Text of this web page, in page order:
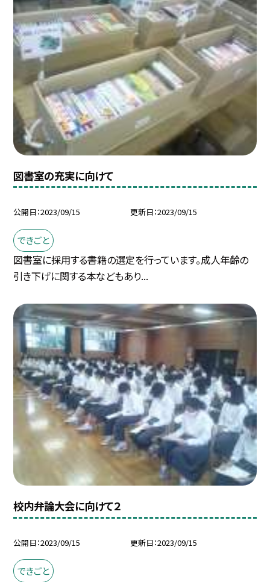
図書室の充実に向けて
公開日 2023/09/15 更新日 2023/09/15
できごと
図書室に採用する書籍の選定を行っています。成人年齢の
引き下げに関する本などもあり...
校内弁論大会に向けて２
公開日 2023/09/15 更新日 2023/09/15
できごと